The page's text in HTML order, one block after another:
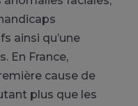
ainsi qu’une
En France,
cause de
plus que les